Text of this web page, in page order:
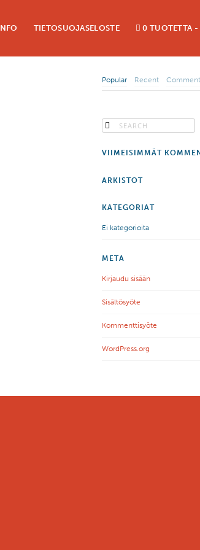
TIETOSUOJASELOSTE 0 TUOTETTA
Popular Recent
VIIMEISIMMÄT
ARKISTOT
KATEGORIAT
Ei kategorioita
META
Kirjaudu sisään
Sisältösyöte
Kommenttisyöte
WordPress.org